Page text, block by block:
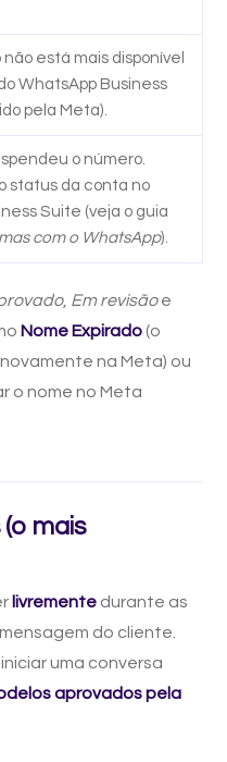
está mais disponível
WhatsApp Business
pela Meta).
o número.
status da conta no
Suite (veja o guia
com o WhatsApp).
, Em revisãoe
Nome Expirado(o
na Meta) ou
o nome no Meta
mais
livremente durante as
do cliente.
uma conversa
aprovados pela